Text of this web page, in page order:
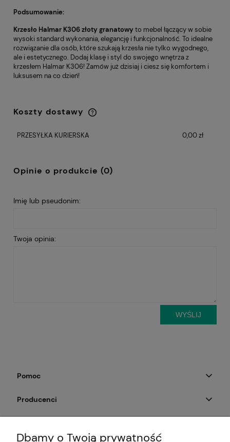
Podsumowanie:
Krzesło Halmar K306 złoty granatowyto mebel łączący w sobie
wysoki standard wykonania, elegancję i funkcjonalność. To idealne
rozwiązanie dla osób, które szukają krzesła nie tylko wygodnego,
ale i estetycznego. Dodaj klasę i styl do swojego wnętrza z
krzesłem Halmar K306! Zamów już dzisiaj i ciesz się komfortem i
luksusem na co dzień!
Koszty dostawy
Cena nie zawiera ewentualnych kosztów
PRZESYŁKA KURIERSKA
0,00 zł
Opinie o produkcie (0)
Imię lub pseudonim:
Twoja opinia:
WYŚLIJ
Pomoc
Producenci
Dbamy o Twoją prywatność